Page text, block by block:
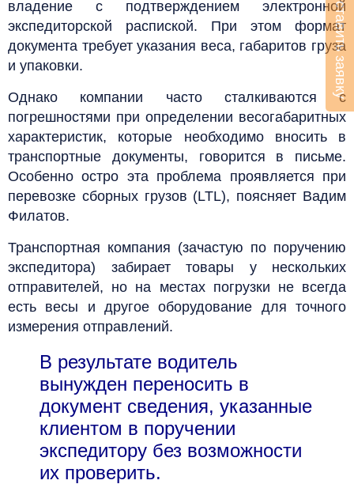
владение с подтверждением электронной
экспедиторской распиской. При этом формат
документа требует указания веса, габаритов груза
и упаковки.
Однако компании часто сталкиваются с
погрешностями при определении весогабаритных
характеристик, которые необходимо вносить в
транспортные документы, говорится в письме.
Особенно остро эта проблема проявляется при
перевозке сборных грузов (LTL), поясняет Вадим
Филатов.
Транспортная компания (зачастую по поручению
экспедитора) забирает товары у нескольких
отправителей, но на местах погрузки не всегда
есть весы и другое оборудование для точного
измерения отправлений.
В результате водитель
вынужден переносить в
документ сведения, указанные
клиентом в поручении
экспедитору без возможности
их проверить.
Оставить заявку